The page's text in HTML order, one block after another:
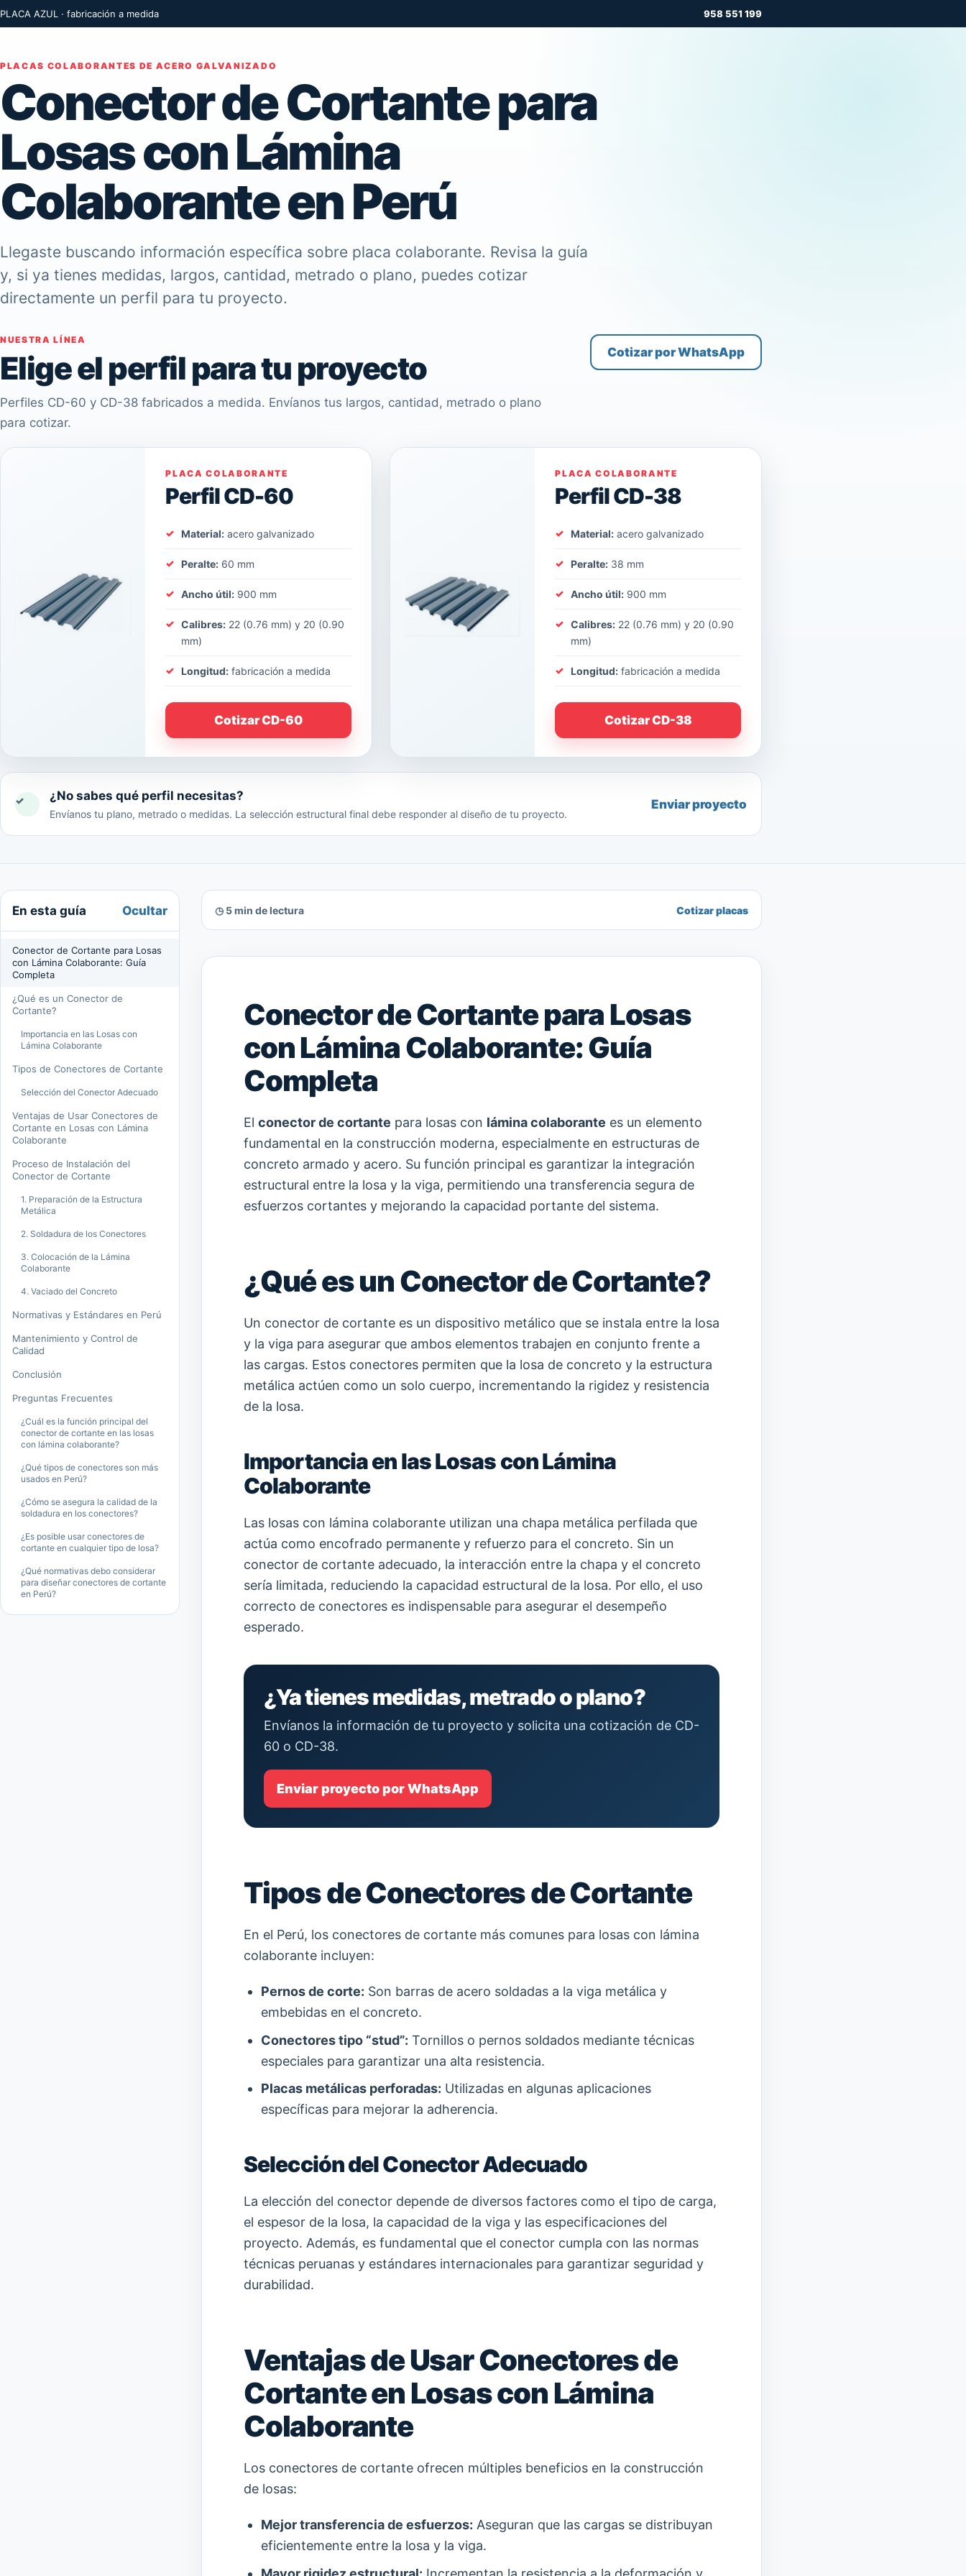
PLACA AZUL · fabricación a medida 958 551 199
PLACAS COLABORANTES DE ACERO GALVANIZADO
Conector de Cortante para
Losas con Lámina
Colaborante en Perú
Llegaste buscando información específica sobre placa colaborante. Revisa la guía
y, si ya tienes medidas, largos, cantidad, metrado o plano, puedes cotizar
directamente un perfil para tu proyecto.
NUESTRA LÍNEA
Elige el perfil para tu proyecto
Perfiles CD-60 y CD-38 fabricados a medida. Envíanos tus largos, cantidad, metrado o plano
para cotizar.
Cotizar por WhatsApp
PLACA COLABORANTE
Perfil CD-60
Material: acero galvanizado
Peralte: 60 mm
Ancho útil: 900 mm
Calibres: 22 (0.76 mm) y 20 (0.90
mm)
Longitud: fabricación a medida
Cotizar CD-60
PLACA COLABORANTE
Perfil CD-38
Material: acero galvanizado
Peralte: 38 mm
Ancho útil: 900 mm
Calibres: 22 (0.76 mm) y 20 (0.90
mm)
Longitud: fabricación a medida
Cotizar CD-38
✓ ¿No sabes qué perfil necesitas?
Envíanos tu plano, metrado o medidas. La selección estructural final debe responder al diseño de tu proyecto.
Enviar proyecto
En esta guía Ocultar
Conector de Cortante para Losas
con Lámina Colaborante: Guía
Completa
¿Qué es un Conector de
Cortante?
Importancia en las Losas con
Lámina Colaborante
Tipos de Conectores de Cortante
Selección del Conector Adecuado
Ventajas de Usar Conectores de
Cortante en Losas con Lámina
Colaborante
Proceso de Instalación del
Conector de Cortante
1. Preparación de la Estructura
Metálica
2. Soldadura de los Conectores
3. Colocación de la Lámina
Colaborante
4. Vaciado del Concreto
Normativas y Estándares en Perú
Mantenimiento y Control de
Calidad
Conclusión
Preguntas Frecuentes
¿Cuál es la función principal del
conector de cortante en las losas
con lámina colaborante?
¿Qué tipos de conectores son más
usados en Perú?
¿Cómo se asegura la calidad de la
soldadura en los conectores?
¿Es posible usar conectores de
cortante en cualquier tipo de losa?
¿Qué normativas debo considerar
para diseñar conectores de cortante
en Perú?
◷ 5 min de lectura Cotizar placas
Conector de Cortante para Losas
con Lámina Colaborante: Guía
Completa
El conector de cortante para losas con lámina colaborante es un elemento
fundamental en la construcción moderna, especialmente en estructuras de
concreto armado y acero. Su función principal es garantizar la integración
estructural entre la losa y la viga, permitiendo una transferencia segura de
esfuerzos cortantes y mejorando la capacidad portante del sistema.
¿Qué es un Conector de Cortante?
Un conector de cortante es un dispositivo metálico que se instala entre la losa
y la viga para asegurar que ambos elementos trabajen en conjunto frente a
las cargas. Estos conectores permiten que la losa de concreto y la estructura
metálica actúen como un solo cuerpo, incrementando la rigidez y resistencia
de la losa.
Importancia en las Losas con Lámina
Colaborante
Las losas con lámina colaborante utilizan una chapa metálica perfilada que
actúa como encofrado permanente y refuerzo para el concreto. Sin un
conector de cortante adecuado, la interacción entre la chapa y el concreto
sería limitada, reduciendo la capacidad estructural de la losa. Por ello, el uso
correcto de conectores es indispensable para asegurar el desempeño
esperado.
¿Ya tienes medidas, metrado o plano?
Envíanos la información de tu proyecto y solicita una cotización de CD-
60 o CD-38.
Enviar proyecto por WhatsApp
Tipos de Conectores de Cortante
En el Perú, los conectores de cortante más comunes para losas con lámina
colaborante incluyen:
Pernos de corte: Son barras de acero soldadas a la viga metálica y
embebidas en el concreto.
Conectores tipo “stud”: Tornillos o pernos soldados mediante técnicas
especiales para garantizar una alta resistencia.
Placas metálicas perforadas: Utilizadas en algunas aplicaciones
específicas para mejorar la adherencia.
Selección del Conector Adecuado
La elección del conector depende de diversos factores como el tipo de carga,
el espesor de la losa, la capacidad de la viga y las especificaciones del
proyecto. Además, es fundamental que el conector cumpla con las normas
técnicas peruanas y estándares internacionales para garantizar seguridad y
durabilidad.
Ventajas de Usar Conectores de
Cortante en Losas con Lámina
Colaborante
Los conectores de cortante ofrecen múltiples beneficios en la construcción
de losas:
Mejor transferencia de esfuerzos: Aseguran que las cargas se distribuyan
eficientemente entre la losa y la viga.